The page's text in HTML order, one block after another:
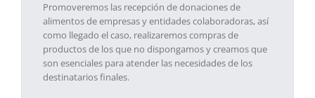
Promoveremos las recepción de donaciones de
alimentos de empresas y entidades colaboradoras, así
como llegado el caso, realizaremos compras de
productos de los que no dispongamos y creamos que
son esenciales para atender las necesidades de los
destinatarios finales.